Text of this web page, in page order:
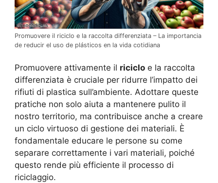
Promuovere il riciclo e la raccolta differenziata – La importancia
de reducir el uso de plásticos en la vida cotidiana
Promuovere attivamente il riciclo e la raccolta
differenziata è cruciale per ridurre l’impatto dei
rifiuti di plastica sull’ambiente. Adottare queste
pratiche non solo aiuta a mantenere pulito il
nostro territorio, ma contribuisce anche a creare
un ciclo virtuoso di gestione dei materiali. È
fondamentale educare le persone su come
separare correttamente i vari materiali, poiché
questo rende più efficiente il processo di
riciclaggio.